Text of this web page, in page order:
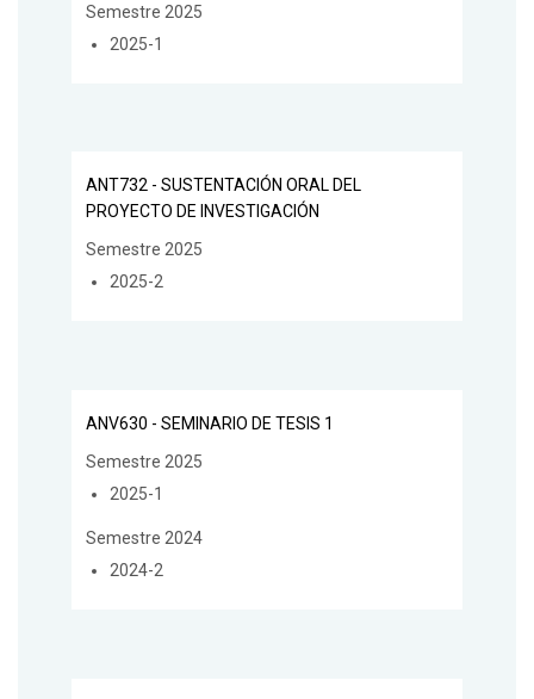
Semestre 2025
2025-1
ANT732 - SUSTENTACIÓN ORAL DEL
PROYECTO DE INVESTIGACIÓN
Semestre 2025
2025-2
ANV630 - SEMINARIO DE TESIS 1
Semestre 2025
2025-1
Semestre 2024
2024-2